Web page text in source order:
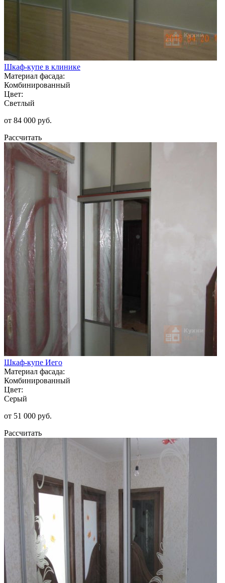
Шкаф-купе в клинике
Материал фасада:
Комбинированный
Цвет:
Светлый
от 84 000 руб.
Рассчитать
Шкаф-купе Иего
Материал фасада:
Комбинированный
Цвет:
Серый
от 51 000 руб.
Рассчитать